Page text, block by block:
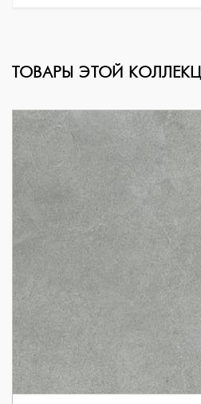
ТОВАРЫ ЭТОЙ